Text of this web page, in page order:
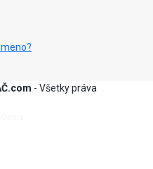
- Všetky práva